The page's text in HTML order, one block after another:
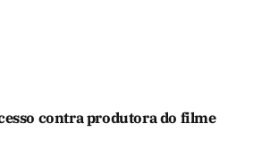
contra produtora do filme